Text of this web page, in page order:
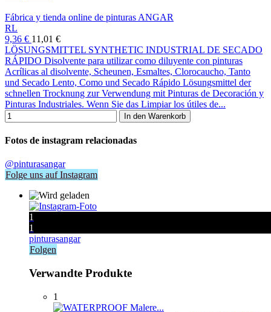
Fábrica y tienda online de pinturas ANGAR
RL
9,36 € 11,01 €
LÖSUNGSMITTEL SYNTHETIC INDUSTRIAL DE SECADO
RÁPIDO Disolvente para utilizar como diluyente con pinturas
Acrílicas al disolvente, Scheunen, Esmaltes, Clorocaucho, Tanto
und Secado Lento, Como und Secado Rápido Lösungsmittel der
schnellen Trocknung zur Verwendung mit Pinturas de Decoración y
Pinturas Industriales. Wenn Sie das Limpiar los útiles de...
In den Warenkorb
Fotos de instagram relacionadas
@pinturasangar
Folge uns auf Instagram
1
1
pinturasangar
Folgen
Verwandte Produkte
1